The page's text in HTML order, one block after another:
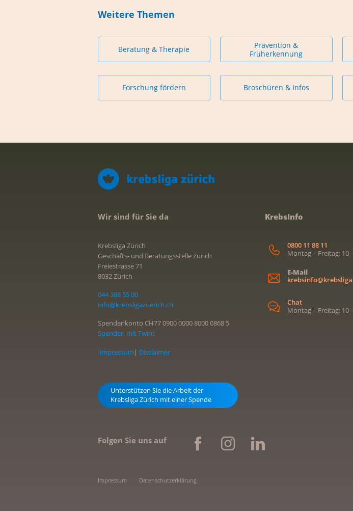
Weitere Themen
Beratung & Therapie
Prävention &
Früherkennung
Forschung fördern Broschüren & Infos
Wir sind für Sie da
Krebsliga Zürich
Geschäfts- und Beratungsstelle Zürich
Freiestrasse 71
8032 Zürich
044 388 55 00
info@krebsligazuerich.ch
Spendenkonto CH77 0900 0000 8000 0868 5
Spenden mit Twint
Impressum | Disclaimer
Unterstützen Sie die Arbeit der
Krebsliga Zürich mit einer Spende
KrebsInfo
0800 11 88 11
Montag – Freitag: 10
E-Mail
Chat
Montag – Freitag: 10
Folgen Sie uns auf
Impressum Datenschutzerklärung